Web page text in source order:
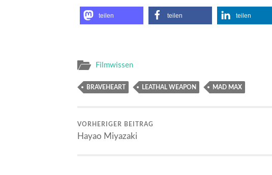
teilen teilen teilen
Filmwissen
BRAVEHEART LEATHAL WEAPON MAD MAX
VORHERIGER BEITRAG
Hayao Miyazaki